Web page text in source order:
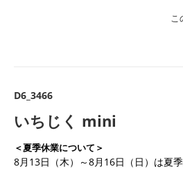
こ
D6_3466
いちじく mini
＜夏季休業について＞
8月13日（木）～8月16日（日）は夏